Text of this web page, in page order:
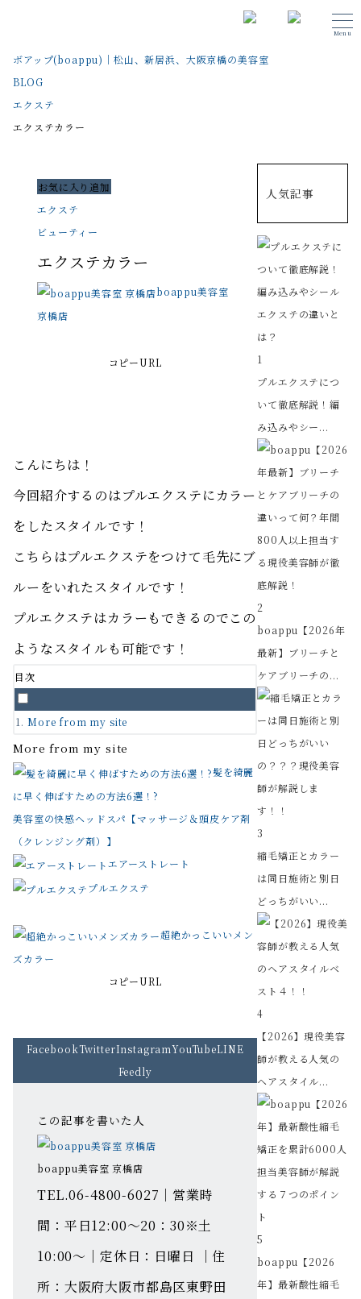
Menu
ボアップ(boappu)｜松山、新居浜、大阪京橋の美容室
BLOG
エクステ
エクステカラー
お気に入り追加
エクステ
ビューティー
エクステカラー
boappu美容室
京橋店
コピーURL
こんにちは！
今回紹介するのはプルエクステにカラー
をしたスタイルです！
こちらはプルエクステをつけて毛先にブ
ルーをいれたスタイルです！
プルエクステはカラーもできるのでこの
ようなスタイルも可能です！
目次
More from my site
More from my site
髪を綺麗
に早く伸ばすための方法6選！?
美容室の快感ヘッドスパ【マッサージ＆頭皮ケア剤
（クレンジング剤）】
エアーストレート
プルエクステ
超絶かっこいいメン
ズカラー
コピーURL
FacebookTwitterInstagramYouTubeLINE
Feedly
この記事を書いた人
boappu美容室 京橋店
TEL.06-4800-6027｜営業時
間：平日12:00～20：30※土
10:00～｜定休日：日曜日 ｜住
所：大阪府大阪市都島区東野田
人気記事
1
プルエクステにつ
いて徹底解説！編
み込みやシー...
2
boappu【2026年
最新】ブリーチと
ケアブリーチの...
3
縮毛矯正とカラー
は同日施術と別日
どっちがいい...
4
【2026】現役美容
師が教える人気の
ヘアスタイル...
5
boappu【2026
年】最新酸性縮毛